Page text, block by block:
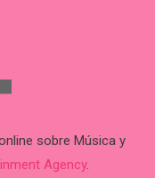
sobre Música y
Agency.